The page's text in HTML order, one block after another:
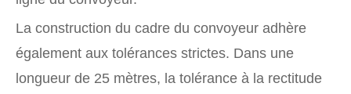
La construction du cadre du convoyeur adhère
également aux tolérances strictes. Dans une
longueur de 25 mètres, la tolérance à la rectitude